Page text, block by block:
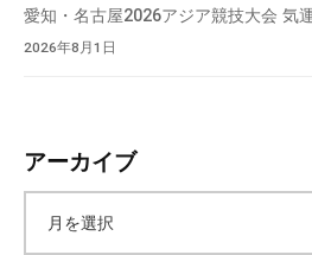
愛知・名古屋2026アジア競技大会 気
2026年8月1日
アーカイブ